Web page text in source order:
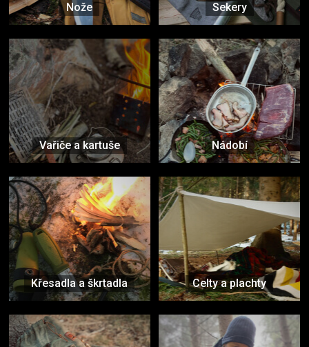
Nože Sekery
Vařiče a kartuše Nádobí
Křesadla a škrtadla Celty a plachty